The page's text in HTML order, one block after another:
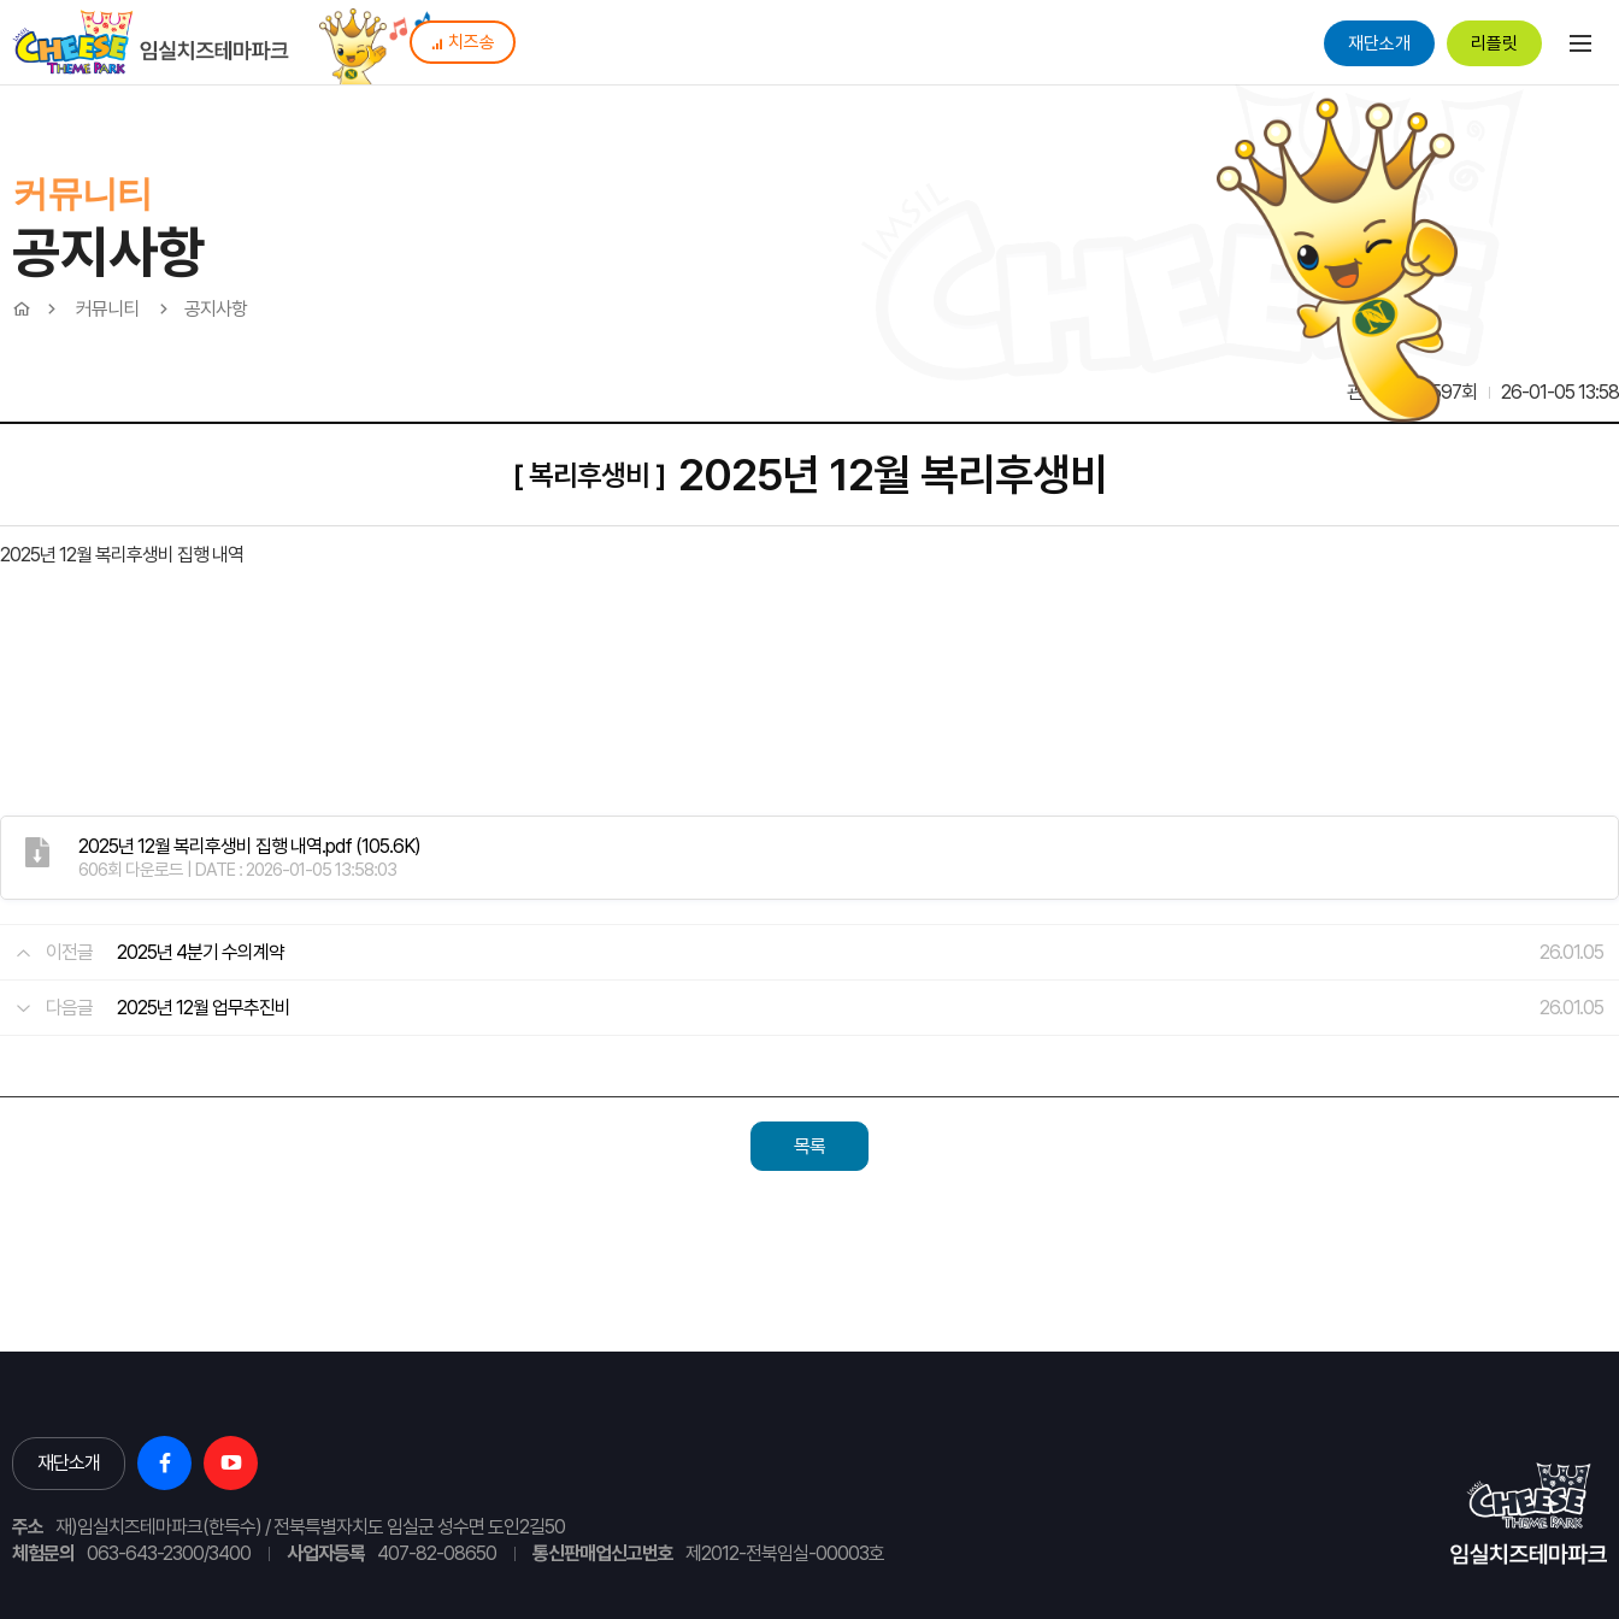
치즈송 재단소개 리플릿
커뮤니티
공지사항
커뮤니티 공지사항
관리자 2,597회 26-01-05 13:58
[ 복리후생비 ] 2025년 12월 복리후생비
2025년 12월 복리후생비 집행 내역
2025년 12월 복리후생비 집행 내역.pdf (105.6K)
606회 다운로드 | DATE : 2026-01-05 13:58:03
이전글 2025년 4분기 수의계약 26.01.05
다음글 2025년 12월 업무추진비 26.01.05
목록
재단소개
주소 재)임실치즈테마파크(한득수) / 전북특별자치도 임실군 성수면 도인2길50
체험문의
063-643-2300/3400 사업자등록 407-82-08650 통신판매업신고번호 제2012-전북임실-00003호